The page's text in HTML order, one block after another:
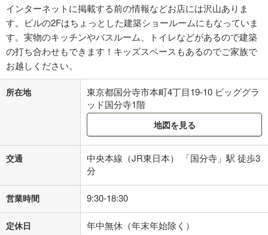
インターネットに掲載する前の情報などお店には沢山ありま
す。ビルの2Fはちょっとした建築ショールームにもなっていま
す。実物のキッチンやバスルーム、トイレなどがあるので建築
の打ち合わせもできます！キッズスペースもあるのでご家族で
お越しください。
所在地
東京都国分寺市本町4丁目19-10 ビッググラ
ッド国分寺1階
地図を見る
交通
中央本線（JR東日本） 「国分寺」駅 徒歩3
分
営業時間 9:30-18:30
定休日 年中無休（年末年始除く）